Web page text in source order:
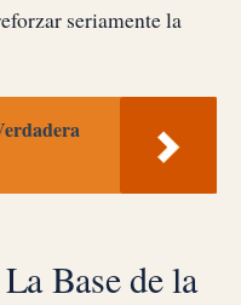
seriamente la
Base de la